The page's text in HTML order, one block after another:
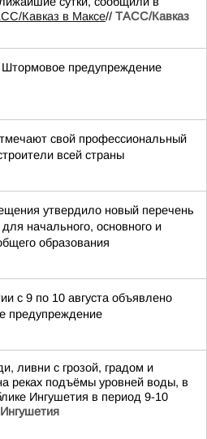
Кавказ в Максе// ТАСС/Кавказ
предупреждение
свой профессиональный
всей страны
утвердило новый перечень
для начального, основного и
образования
с 9 по 10 августа объявлено
предупреждение
ливни с грозой, градом и
реках подъёмы уровней воды, в
Ингушетия в период 9-10